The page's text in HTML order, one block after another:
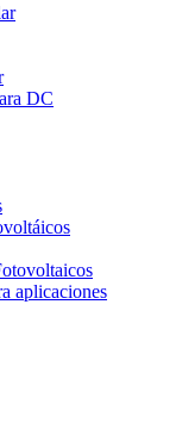
DC
aplicaciones